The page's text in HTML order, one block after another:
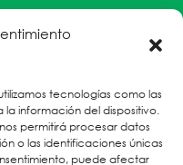
tecnologías como las
información del dispositivo.
permitirá procesar datos
o las identificaciones únicas
puede afectar
con la
personas
internas y/o
Basadas en